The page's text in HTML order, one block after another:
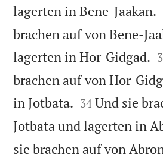
lagerten in Bene-Jaakan.
brachen auf von Bene-
lagerten in Hor-Gidgad. 
brachen auf von Hor-
in Jotbata. 

34 Und sie
Jotbata und lagerten in
sie brachen auf von